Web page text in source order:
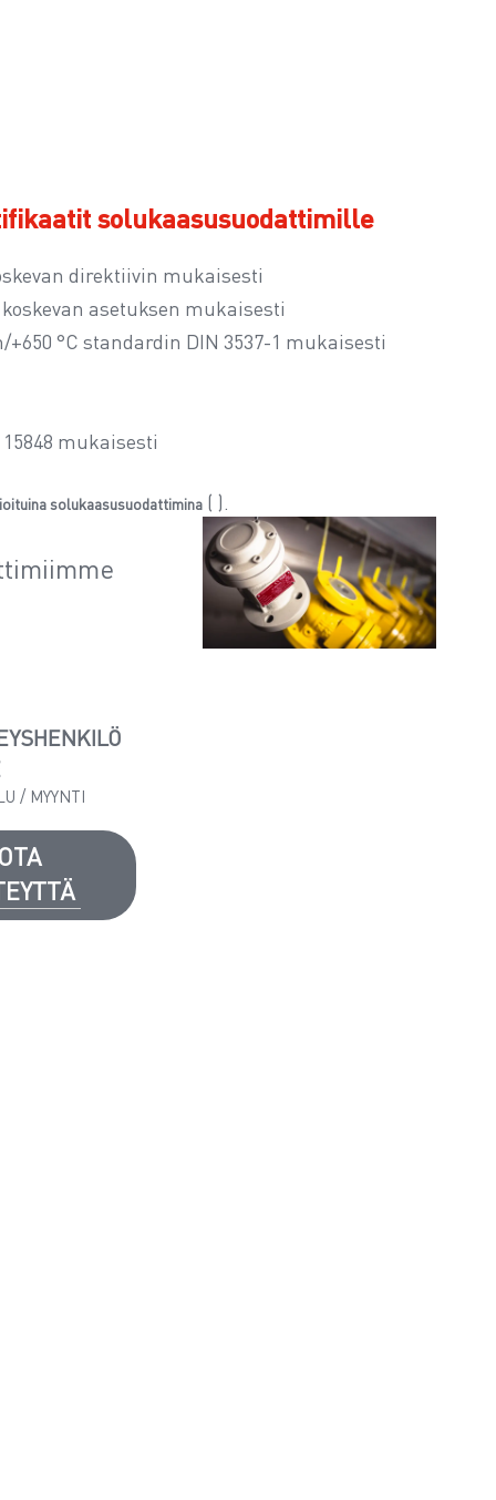
solukaasusuodattimille
direktiivin mukaisesti
asetuksen mukaisesti
°C standardin DIN 3537-1 mukaisesti
mukaisesti
solukaasusuodattimina ( ).
/ MYYNTI
OTA